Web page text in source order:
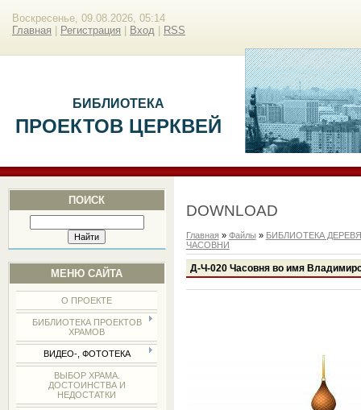
Воскресенье, 09.08.2026, 05:14
Главная
Регистрация Вход RSS
БИБЛИОТЕКА
ПРОЕКТОВ ЦЕРКВЕЙ
ПОИСК
МЕНЮ САЙТА
О ПРОЕКТЕ
БИБЛИОТЕКА ПРОЕКТОВ
ХРАМОВ
ВИДЕО-, ФОТОТЕКА
ВЫБОР ХРАМА.
ДОСТОИНСТВА И
НЕДОСТАТКИ
DOWNLOAD
Главная » Файлы » БИБЛИОТЕКА
ЧАСОВНИ
Д-Ч-020 Часовня во имя